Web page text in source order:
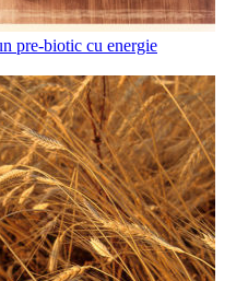
pre-biotic cu energie